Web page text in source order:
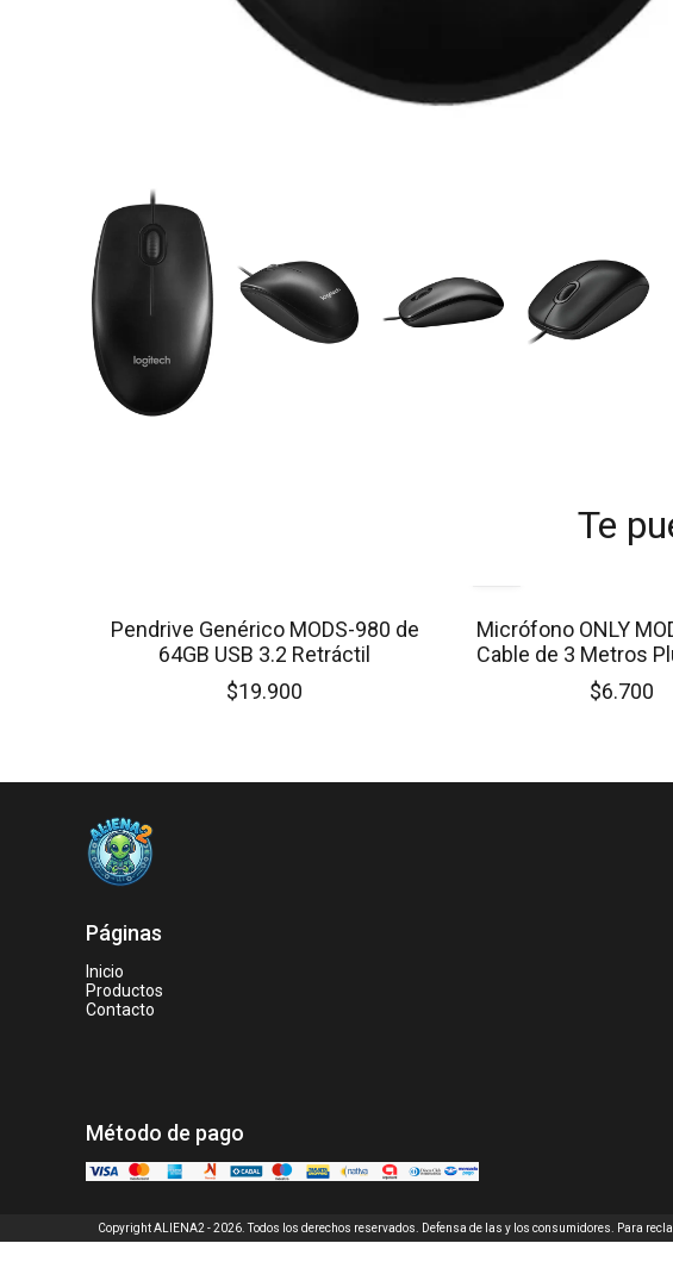
Te
SIN STOCK
Pendrive Genérico MODS-980 de
64GB USB 3.2 Retráctil
$19.900
Micrófono ONLY
Cable de 3 Metros
Línea$6.700
Páginas
Inicio
Productos
Contacto
Método de pago
Copyright ALIENA2 - 2026. Todos los derechos reservados. Defensa de las y los consumidores. Para